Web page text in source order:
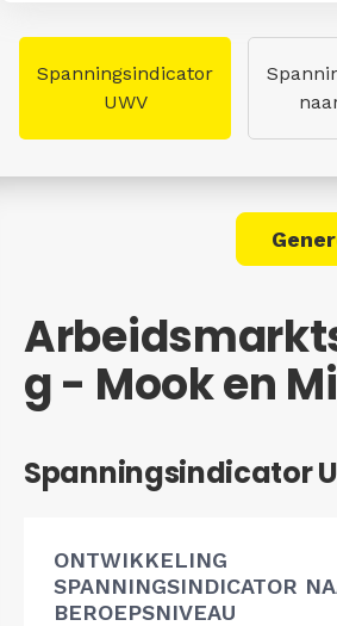
Spanningsindicator
UWV
g - Mook en
Spanningsindicator
ONTWIKKELING
SPANNINGSINDICATOR
BEROEPSNIVEAU